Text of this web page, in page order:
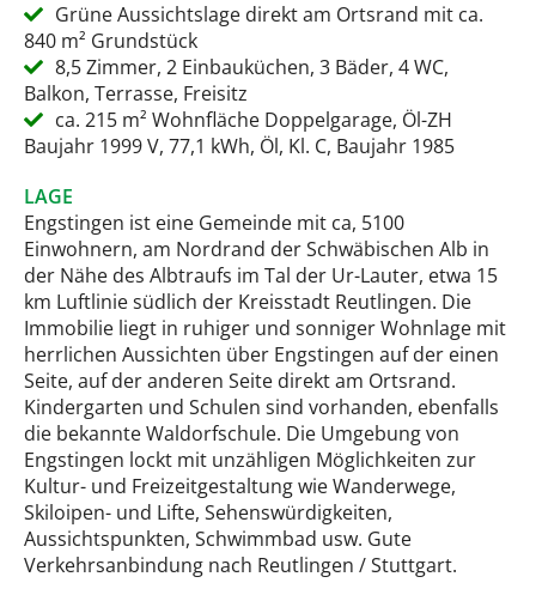
Grüne Aussichtslage direkt am Ortsrand mit ca.
840 m² Grundstück
8,5 Zimmer, 2 Einbauküchen, 3 Bäder, 4 WC,
Balkon, Terrasse, Freisitz
ca. 215 m² Wohnfläche Doppelgarage, Öl-ZH
Baujahr 1999 V, 77,1 kWh, Öl, Kl. C, Baujahr 1985
LAGE
Engstingen ist eine Gemeinde mit ca, 5100
Einwohnern, am Nordrand der Schwäbischen Alb in
der Nähe des Albtraufs im Tal der Ur-Lauter, etwa 15
km Luftlinie südlich der Kreisstadt Reutlingen. Die
Immobilie liegt in ruhiger und sonniger Wohnlage mit
herrlichen Aussichten über Engstingen auf der einen
Seite, auf der anderen Seite direkt am Ortsrand.
Kindergarten und Schulen sind vorhanden, ebenfalls
die bekannte Waldorfschule. Die Umgebung von
Engstingen lockt mit unzähligen Möglichkeiten zur
Kultur- und Freizeitgestaltung wie Wanderwege,
Skiloipen- und Lifte, Sehenswürdigkeiten,
Aussichtspunkten, Schwimmbad usw. Gute
Verkehrsanbindung nach Reutlingen / Stuttgart.